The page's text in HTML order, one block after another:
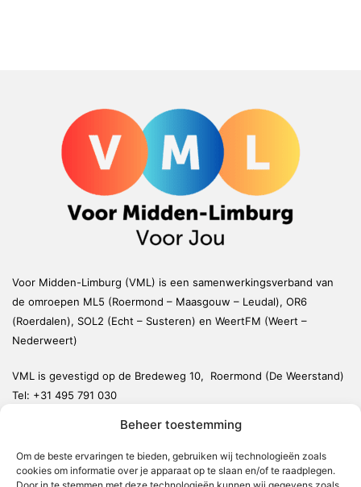
Beheer toestemming
Om de beste ervaringen te bieden, gebruiken wij technologieën zoals
cookies om informatie over je apparaat op te slaan en/of te raadplegen.
Voor Midden-Limburg (VML) is een samenwerkingsverband van
de omroepen ML5 (Roermond – Maasgouw – Leudal), OR6
(Roerdalen), SOL2 (Echt – Susteren) en WeertFM (Weert –
Nederweert)
VML is gevestigd op de Bredeweg 10, Roermond (De Weerstand)
Tel: +31 495 791 030
Weert
Nederweert